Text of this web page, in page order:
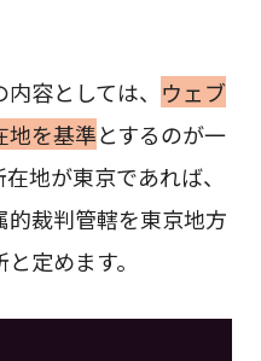
容としては、 ウェブ
地を基準とするのが一
地が東京であれば、
裁判管轄を東京地方
定めます。